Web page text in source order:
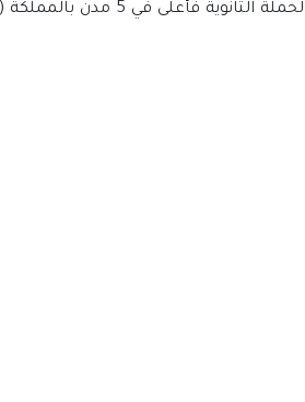
فأعلى في 5 مدن بالمملكة (